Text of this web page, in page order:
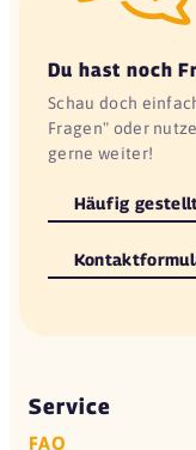
Du hast noch
Schau doch
Fragen" oder
gerne weiter!
Häufig
Service
FAQ